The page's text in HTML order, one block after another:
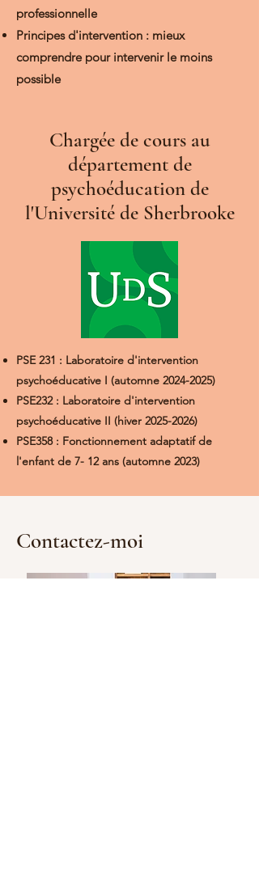
professionnelle
Principes d'intervention : mieux
comprendre pour intervenir le moins
possible
Chargée de cours au
département de
psychoéducation de
l'Université de Sherbrooke
PSE 231 : Laboratoire d'intervention
psychoéducative I (automne 2024-2025)
PSE232 : Laboratoire d'intervention
psychoéducative II (hiver 2025-2026)
PSE358 : Fonctionnement adaptatif de
l'enfant de 7- 12 ans (automne 2023)
Contactez-moi